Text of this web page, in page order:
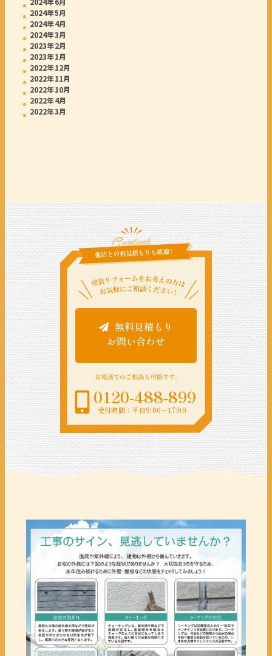
2024年5月
2024年4月
2024年3月
2023年2月
2023年1月
2022年12月
2022年11月
2022年10月
2022年4月
2022年3月
無料見積もり
お問い合わせ
0120-488-899
受付時間：平日9:00〜17:00